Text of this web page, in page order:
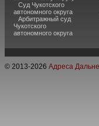
Суд Чукотского
автономного округа
Арбитражный суд
Чукотского
автономного округа
© 2013-2026 Адреса